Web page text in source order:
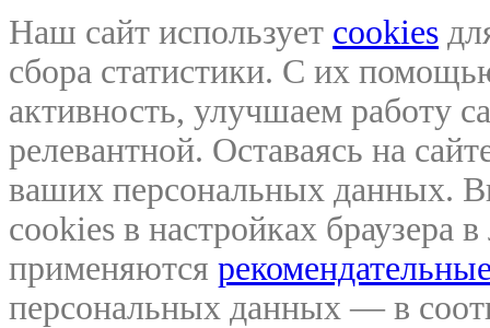
Наш сайт использует cookies
сбора статистики. С их
активность, улучшаем работу
релевантной. Оставаясь на
ваших персональных данных.
cookies в настройках браузера
применяются
персональных данных — в